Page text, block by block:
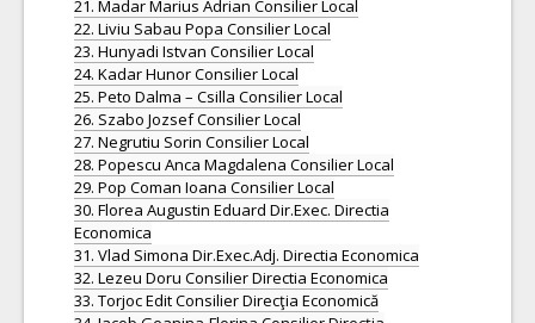
21. Madar Marius Adrian Consilier Local
22. Liviu Sabau Popa Consilier Local
23. Hunyadi Istvan Consilier Local
24. Kadar Hunor Consilier Local
25. Peto Dalma – Csilla Consilier Local
26. Szabo Jozsef Consilier Local
27. Negrutiu Sorin Consilier Local
28. Popescu Anca Magdalena Consilier Local
29. Pop Coman Ioana Consilier Local
30. Florea Augustin Eduard Dir.Exec. Directia
Economica
31. Vlad Simona Dir.Exec.Adj. Directia Economica
32. Lezeu Doru Consilier Directia Economica
33. Torjoc Edit Consilier Direcţia Economică